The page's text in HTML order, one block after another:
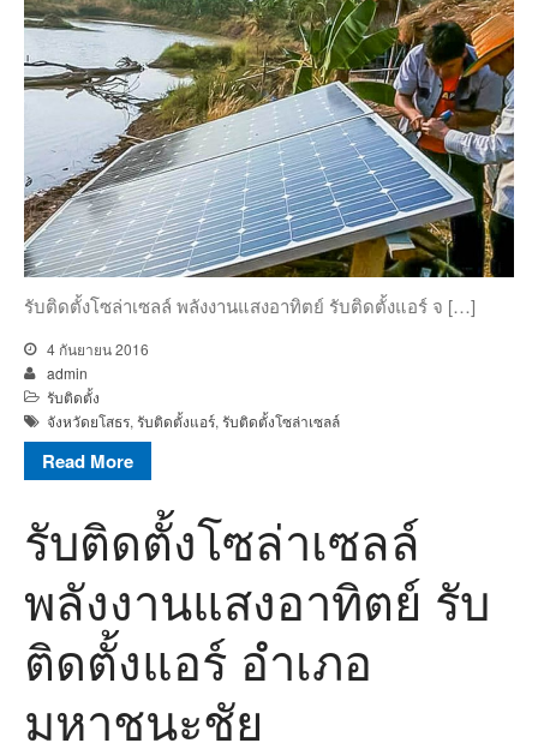
รับติดตั้งจานดาวเทียม
จำหน่ายสินค้าอิเล็กทรอนิกส์
ผลงาน
ความรู้
ติดต่อ
ติดต่อเรา
โทร
Line ID
Facebook ID
รับติดตั้งโซล่าเซลล์ พลังงานแสงอาทิตย์ รับติดตั้งแอร์ จ […]
4 กันยายน 2016
admin
รับติดตั้ง
จังหวัดยโสธร, รับติดตั้งแอร์, รับติดตั้งโซล่าเซลล์
Read More
รับติดตั้งโซล่าเซลล์
พลังงานแสงอาทิตย์ รับ
ติดตั้งแอร์ อำเภอ
มหาชนะชัย